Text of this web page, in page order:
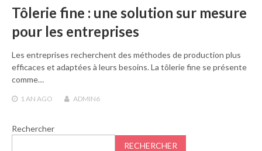
Tôlerie fine : une solution sur mesure
pour les entreprises
Les entreprises recherchent des méthodes de production plus
efficaces et adaptées à leurs besoins. La tôlerie fine se présente
comme…
1 AN AGO ADMIN6
Rechercher
RECHERCHER